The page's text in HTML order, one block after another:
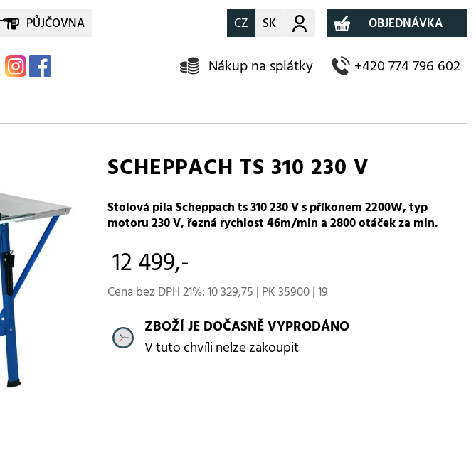
PŮJČOVNA CZ SK Můj účet OBJEDNÁVKA
Nákup na splátky +420 774 796 602
SCHEPPACH TS 310 230 V
Stolová pila Scheppach ts 310 230 V s příkonem 2200W, typ
motoru 230 V, řezná rychlost 46m/min a 2800 otáček za min.
12 499,-
Cena bez DPH 21%: 10 329,75 | PK 35900 | 19
ZBOŽÍ JE DOČASNĚ VYPRODÁNO
V tuto chvíli nelze zakoupit